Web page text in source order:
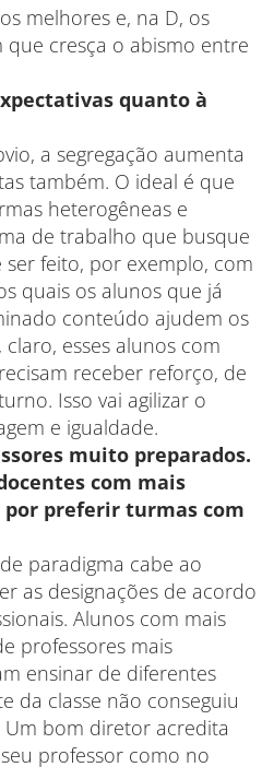
melhores e, na D, os
que cresça o abismo entre
quanto à
a segregação aumenta
também. O ideal é que
heterogêneas e
de trabalho que busque
ser feito, por exemplo, com
quais os alunos que já
conteúdo ajudem os
esses alunos com
receber reforço, de
Isso vai agilizar o
e igualdade.
muito preparados.
com mais
preferir turmas com
paradigma cabe ao
as designações de acordo
Alunos com mais
professores mais
ensinar de diferentes
da classe não conseguiu
bom diretor acredita
professor como no